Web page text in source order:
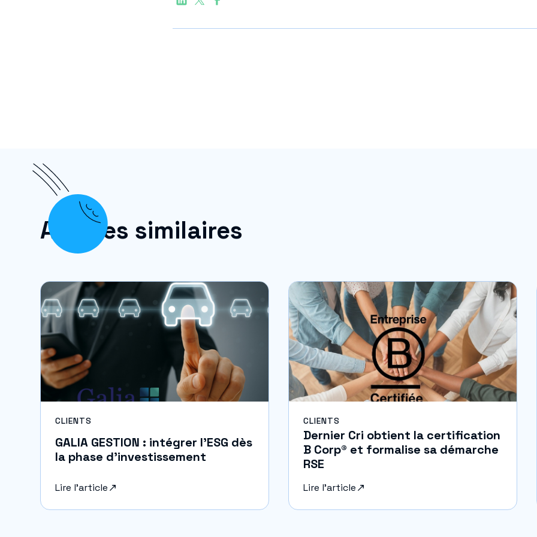
Articles similaires
CLIENTS
GALIA GESTION : intégrer l’ESG dès
la phase d’investissement
Lire l'article
CLIENTS
Dernier Cri obtient la certification
B Corp® et formalise sa démarche
RSE
Lire l'article